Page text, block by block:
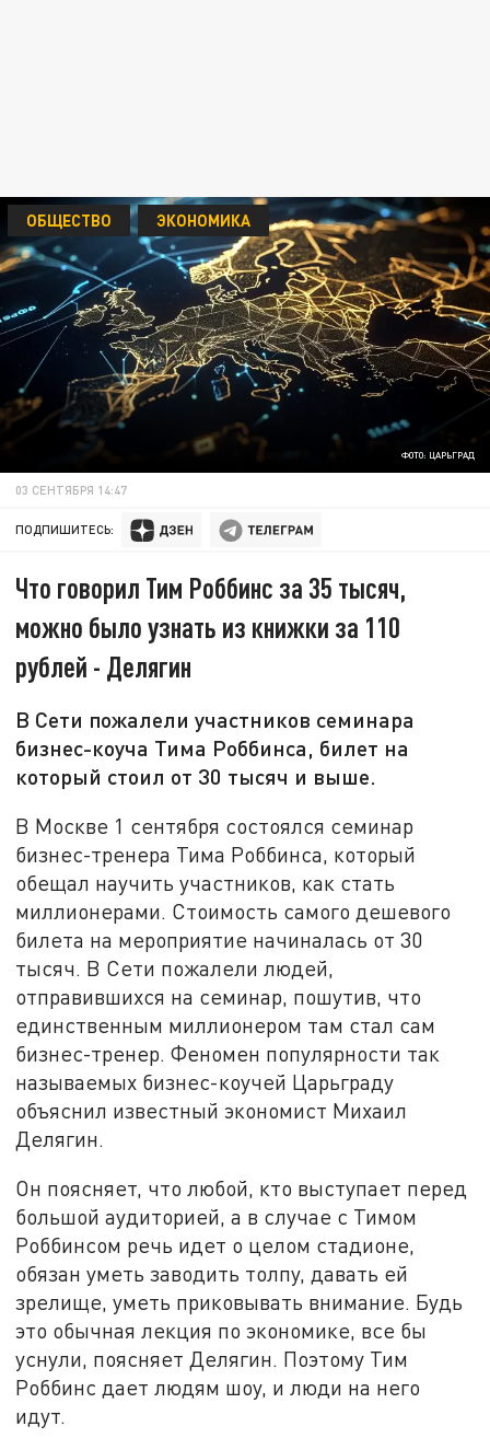
ФОТО: ЦАРЬГРАД
ОБЩЕСТВО ЭКОНОМИКА
03 СЕНТЯБРЯ 14:47
ПОДПИШИТЕСЬ:
Что говорил Тим Роббинс за 35 тысяч,
можно было узнать из книжки за 110
рублей - Делягин
В Сети пожалели участников семинара
бизнес-коуча Тима Роббинса, билет на
который стоил от 30 тысяч и выше.
В Москве 1 сентября состоялся семинар
бизнес-тренера Тима Роббинса, который
обещал научить участников, как стать
миллионерами. Стоимость самого дешевого
билета на мероприятие начиналась от 30
тысяч. В Сети пожалели людей,
отправившихся на семинар, пошутив, что
единственным миллионером там стал сам
бизнес-тренер. Феномен популярности так
называемых бизнес-коучей Царьграду
объяснил известный экономист Михаил
Делягин.
Он поясняет, что любой, кто выступает перед
большой аудиторией, а в случае с Тимом
Роббинсом речь идет о целом стадионе,
обязан уметь заводить толпу, давать ей
зрелище, уметь приковывать внимание. Будь
это обычная лекция по экономике, все бы
уснули, поясняет Делягин. Поэтому Тим
Роббинс дает людям шоу, и люди на него
идут.